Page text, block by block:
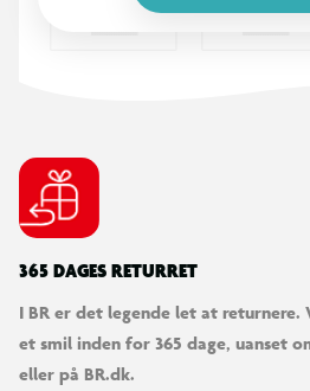
365 DAGES RETURRET
I BR er det legende let at
et smil inden for 365 dage, uanset
eller på BR.dk.